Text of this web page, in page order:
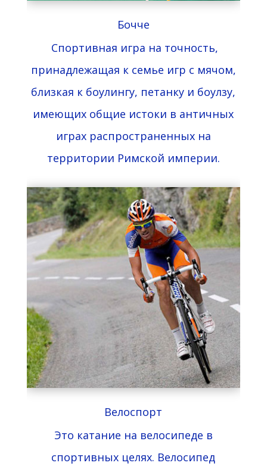
Бочче
Спортивная игра на точность,
принадлежащая к семье игр с мячом,
близкая к боулингу, петанку и боулзу,
имеющих общие истоки в античных
играх распространенных на
территории Римской империи.
Велоспорт
Это катание на велосипеде в
спортивных целях. Велосипед